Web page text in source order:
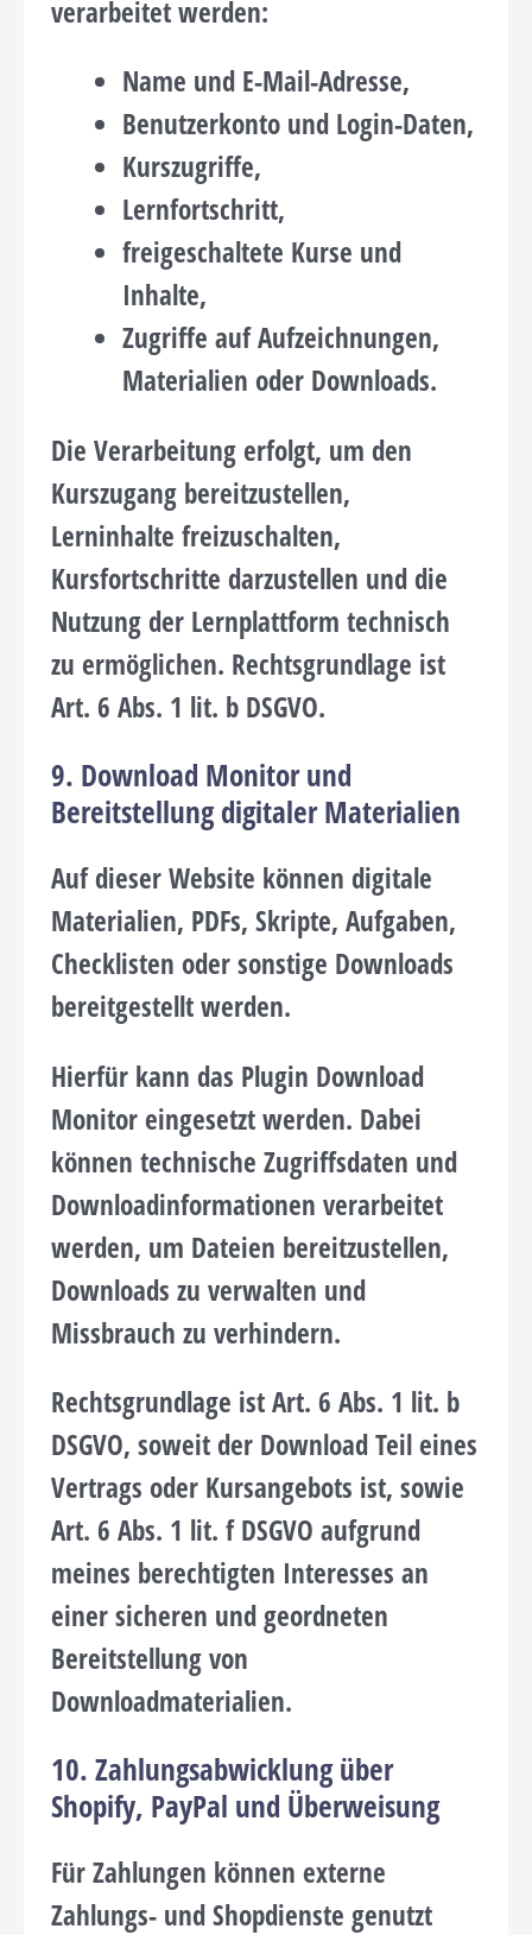
verarbeitet werden:
Name und E-Mail-Adresse,
Benutzerkonto und Login-Daten,
Kurszugriffe,
Lernfortschritt,
freigeschaltete Kurse und
Inhalte,
Zugriffe auf Aufzeichnungen,
Materialien oder Downloads.
Die Verarbeitung erfolgt, um den
Kurszugang bereitzustellen,
Lerninhalte freizuschalten,
Kursfortschritte darzustellen und die
Nutzung der Lernplattform technisch
zu ermöglichen. Rechtsgrundlage ist
Art. 6 Abs. 1 lit. b DSGVO.
9. Download Monitor und
Bereitstellung digitaler Materialien
Auf dieser Website können digitale
Materialien, PDFs, Skripte, Aufgaben,
Checklisten oder sonstige Downloads
bereitgestellt werden.
Hierfür kann das Plugin Download
Monitor eingesetzt werden. Dabei
können technische Zugriffsdaten und
Downloadinformationen verarbeitet
werden, um Dateien bereitzustellen,
Downloads zu verwalten und
Missbrauch zu verhindern.
Rechtsgrundlage ist Art. 6 Abs. 1 lit. b
DSGVO, soweit der Download Teil eines
Vertrags oder Kursangebots ist, sowie
Art. 6 Abs. 1 lit. f DSGVO aufgrund
meines berechtigten Interesses an
einer sicheren und geordneten
Bereitstellung von
Downloadmaterialien.
10. Zahlungsabwicklung über
Shopify, PayPal und Überweisung
Für Zahlungen können externe
Zahlungs- und Shopdienste genutzt